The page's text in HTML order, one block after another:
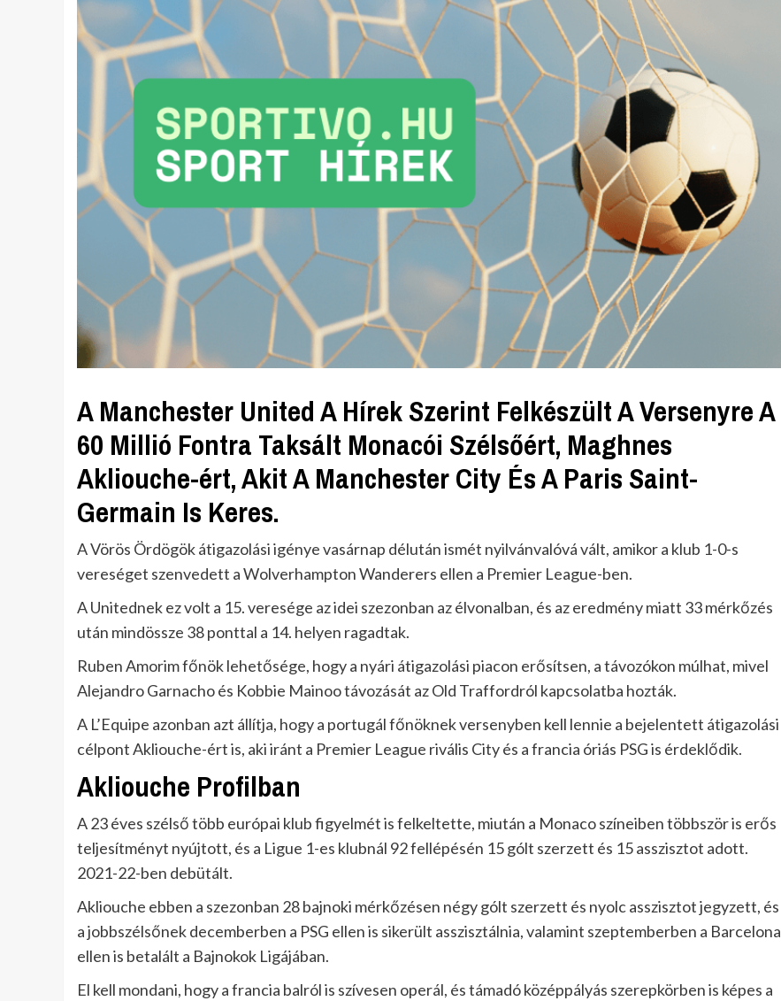
A Manchester United A Hírek Szerint Felkészült A Versenyre A
60 Millió Fontra Taksált Monacói Szélsőért, Maghnes
Akliouche-ért, Akit A Manchester City És A Paris Saint-
Germain Is Keres.
A Vörös Ördögök átigazolási igénye vasárnap délután ismét nyilvánvalóvá vált, amikor a klub 1-0-s
vereséget szenvedett a Wolverhampton Wanderers ellen a Premier League-ben.
A Unitednek ez volt a 15. veresége az idei szezonban az élvonalban, és az eredmény miatt 33 mérkőzés
után mindössze 38 ponttal a 14. helyen ragadtak.
Ruben Amorim főnök lehetősége, hogy a nyári átigazolási piacon erősítsen, a távozókon múlhat, mivel
Alejandro Garnacho és Kobbie Mainoo távozását az Old Traffordról kapcsolatba hozták.
A L’Equipe azonban azt állítja, hogy a portugál főnöknek versenyben kell lennie a bejelentett átigazolási
célpont Akliouche-ért is, aki iránt a Premier League rivális City és a francia óriás PSG is érdeklődik.
Akliouche Profilban
A 23 éves szélső több európai klub figyelmét is felkeltette, miután a Monaco színeiben többször is erős
teljesítményt nyújtott, és a Ligue 1-es klubnál 92 fellépésén 15 gólt szerzett és 15 asszisztot adott.
2021-22-ben debütált.
Akliouche ebben a szezonban 28 bajnoki mérkőzésen négy gólt szerzett és nyolc asszisztot jegyzett, és
a jobbszélsőnek decemberben a PSG ellen is sikerült asszisztálnia, valamint szeptemberben a Barcelona
ellen is betalált a Bajnokok Ligájában.
El kell mondani, hogy a francia balról is szívesen operál, és támadó középpályás szerepkörben is képes a